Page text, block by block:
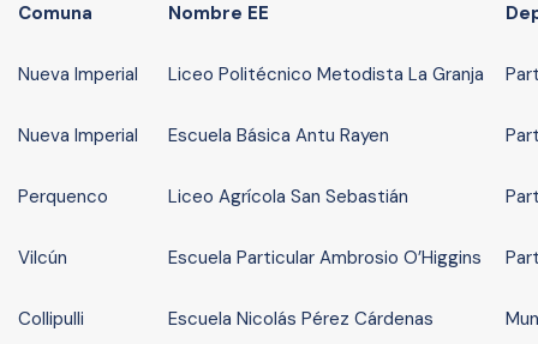
Comuna Nombre EE
Nueva Imperial Liceo Politécnico Metodista La Granja
Nueva Imperial Escuela Básica Antu Rayen
Perquenco Liceo Agrícola San Sebastián
Vilcún Escuela Particular Ambrosio O’Higgins
Collipulli Escuela Nicolás Pérez Cárdenas